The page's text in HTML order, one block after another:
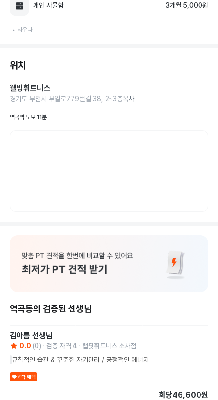
개인 사물함 3개월 5,000원
사우나
위치
웰빙휘트니스
경기도 부천시 부일로779번길 38, 2~3층복사
역곡역 도보 11분
역곡동의 검증된 선생님
김아름 선생님
0.0 (0) 검증 자격 4
랩핏휘트니스 소사점
규칙적인 습관 & 꾸준한 자기관리 / 긍정적인 에너지
운닥 혜택
회당46,600원